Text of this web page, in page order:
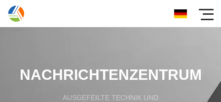
NACHRICHTENZENTRUM
AUSGEFEILTE TECHNIK UND